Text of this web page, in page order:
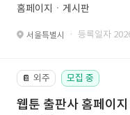
홈페이지ㆍ게시판
서울특별시 · 등록일자
📔 외주 모집 중
웹툰 출판사 홈페이